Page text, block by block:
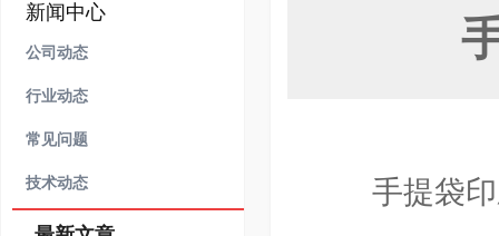
手提袋印
新闻中心
公司动态
行业动态
常见问题
技术动态